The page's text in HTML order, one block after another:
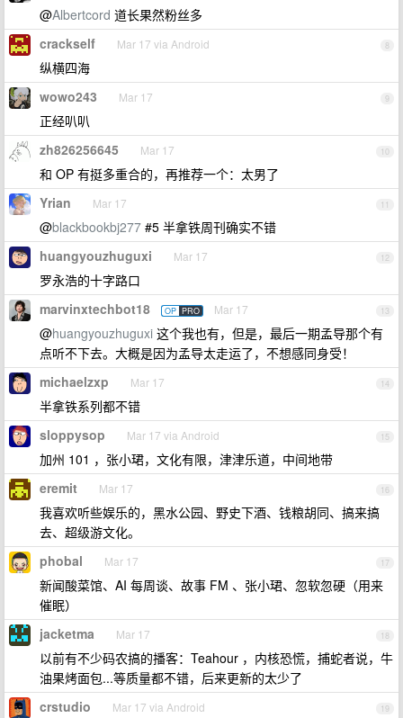
@Albertcord 道长果然粉丝多
8
crackself Mar 17 via Android
纵横四海
9
wowo243 Mar 17
正经叭叭
10
zh826256645 Mar 17
和 OP 有挺多重合的，再推荐一个：太男了
11
Yrian Mar 17
@blackbookbj277 #5 半拿铁周刊确实不错
12
huangyouzhuguxi Mar 17
罗永浩的十字路口
13
marvinxtechbot18 OP PRO Mar 17
@huangyouzhuguxi 这个我也有，但是，最后一期孟导那个有
点听不下去。大概是因为孟导太走运了，不想感同身受！
14
michaelzxp Mar 17
半拿铁系列都不错
15
sloppysop Mar 17 via Android
加州 101 ，张小珺，文化有限，津津乐道，中间地带
16
eremit Mar 17
我喜欢听些娱乐的，黑水公园、野史下酒、钱粮胡同、搞来搞
去、超级游文化。
17
phobal Mar 17
新闻酸菜馆、AI 每周谈、故事 FM 、张小珺、忽软忽硬（用来
催眠）
18
jacketma Mar 17
以前有不少码农搞的播客：Teahour ，内核恐慌，捕蛇者说，牛
油果烤面包...等质量都不错，后来更新的太少了
19
crstudio Mar 17 via Android